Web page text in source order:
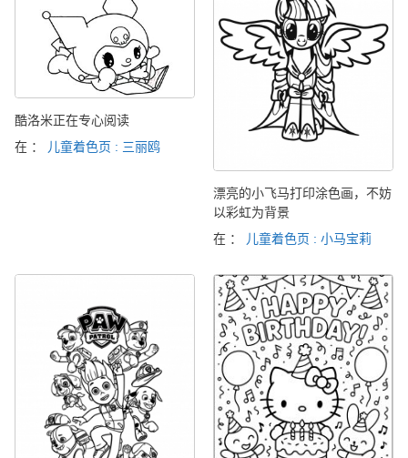
酷洛米正在专心阅读
在 ：
儿童着色页 : 三丽鸥
漂亮的小飞马打印涂色画，不妨
以彩虹为背景
在 ：
儿童着色页 : 小马宝莉